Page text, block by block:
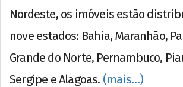
Nordeste, os imóveis estão
nove estados: Bahia, Maranhão,
Grande do Norte, Pernambuco,
Sergipe e Alagoas. (mais…)